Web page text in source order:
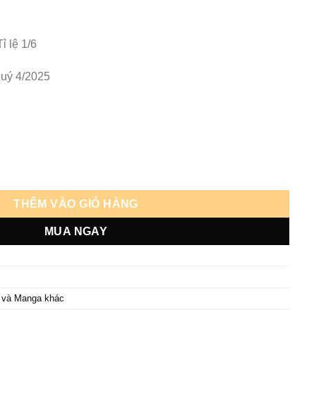
lệ 1/6
4/2025
số lượng
THÊM VÀO GIỎ HÀNG
MUA NGAY
Manga khác